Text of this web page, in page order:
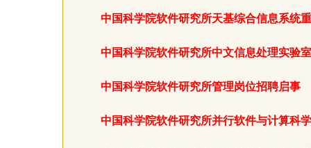
中国科学院软件研究所天基综合信息系统
中国科学院软件研究所中文信息处理实验
中国科学院软件研究所管理岗位招聘启事
中国科学院软件研究所并行软件与计算科